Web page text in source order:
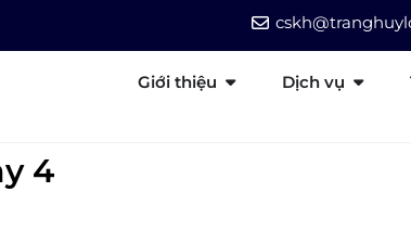
Giới thiệu Dịch vụ
4